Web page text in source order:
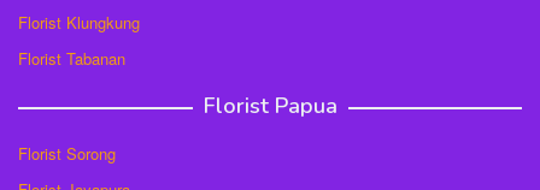
Florist Klungkung
Florist Tabanan
Florist Papua
Florist Sorong